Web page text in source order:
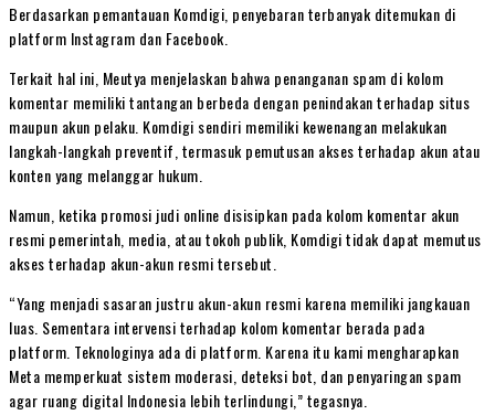
Berdasarkan pemantauan Komdigi, penyebaran terbanyak ditemukan di
platform Instagram dan Facebook.
Terkait hal ini, Meutya menjelaskan bahwa penanganan spam di kolom
komentar memiliki tantangan berbeda dengan penindakan terhadap situs
maupun akun pelaku. Komdigi sendiri memiliki kewenangan melakukan
langkah-langkah preventif, termasuk pemutusan akses terhadap akun atau
konten yang melanggar hukum.
Namun, ketika promosi judi online disisipkan pada kolom komentar akun
resmi pemerintah, media, atau tokoh publik, Komdigi tidak dapat memutus
akses terhadap akun-akun resmi tersebut.
“Yang menjadi sasaran justru akun-akun resmi karena memiliki jangkauan
luas. Sementara intervensi terhadap kolom komentar berada pada
platform. Teknologinya ada di platform. Karena itu kami mengharapkan
Meta memperkuat sistem moderasi, deteksi bot, dan penyaringan spam
agar ruang digital Indonesia lebih terlindungi,” tegasnya.